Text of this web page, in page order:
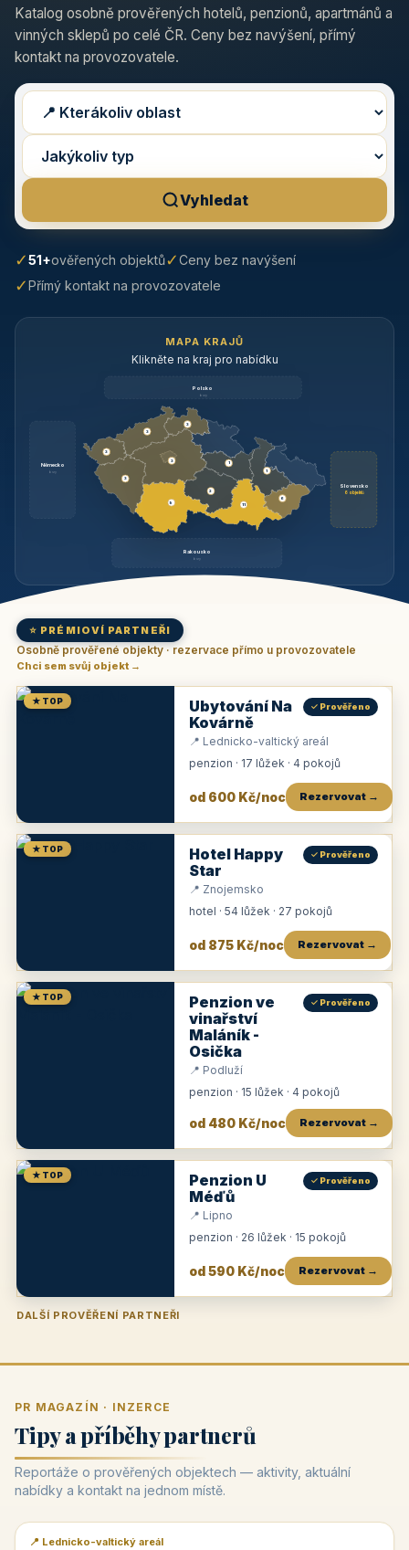
Katalog osobně prověřených hotelů, penzionů, apartmánů a
vinných sklepů po celé ČR. Ceny bez navýšení, přímý
kontakt na provozovatele.
Vyhledat
✓51+ověřených objektů✓Ceny bez navýšení
✓Přímý kontakt na provozovatele
MAPA KRAJŮ
Klikněte na kraj pro nabídku
Polsko
brzy
Německo
brzy
Slovensko
6 objektů
Rakousko
brzy
3
9
3
3
3
3
1
2
11
1
6
⭐ PRÉMIOVÍ PARTNEŘI
Osobně prověřené objekty · rezervace přímo u provozovatele
Chci sem svůj objekt →
★ TOP
Ubytování Na
Kovárně
✓ Prověřeno
📍 Lednicko-valtický areál
penzion · 17 lůžek · 4 pokojů
od 600 Kč/noc Rezervovat →
★ TOP
Hotel Happy
Star
✓ Prověřeno
📍 Znojemsko
hotel · 54 lůžek · 27 pokojů
od 875 Kč/noc Rezervovat →
★ TOP
Penzion ve
vinařství
Maláník -
Osička
✓ Prověřeno
📍 Podluží
penzion · 15 lůžek · 4 pokojů
od 480 Kč/noc Rezervovat →
★ TOP
Penzion U
Méďů
✓ Prověřeno
📍 Lipno
penzion · 26 lůžek · 15 pokojů
od 590 Kč/noc Rezervovat →
DALŠÍ PROVĚŘENÍ PARTNEŘI
Penzion U Zámku Pension Faber
PR MAGAZÍN · INZERCE
Tipy a příběhy partnerů
Reportáže o prověřených objektech — aktivity, aktuální
nabídky a kontakt na jednom místě.
📰 PR článek
📍 Lednicko-valtický areál